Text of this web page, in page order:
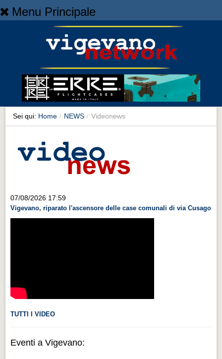
Menu Principale
NEWS
Cronaca
Cronaca
Artes et Artificia
Territorio
Territorio
CHI SIAMO
CHI SIAMO
CITTÀ
Sei qui: Home / NEWS / Videonews
07/08/2026 17:59
Vigevano, riparato l'ascensore delle case comunali di via Cusago
TUTTI I VIDEO
Eventi a Vigevano: